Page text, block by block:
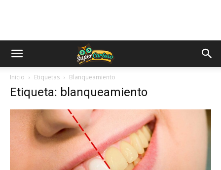
Inicio Etiquetas Blanqueamiento
Etiqueta: blanqueamiento